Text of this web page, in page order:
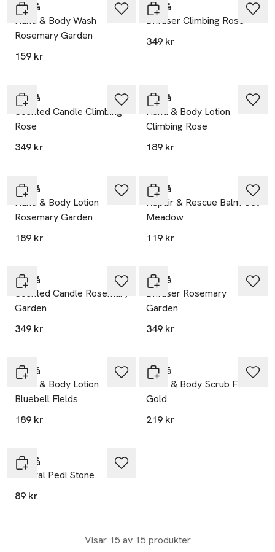
Berså
Hand & Body Wash
Rosemary Garden
159 kr
Berså
Diffuser Climbing Rose
349 kr
Berså
Scented Candle Climbing
Rose
349 kr
Berså
Hand & Body Lotion
Climbing Rose
189 kr
Berså
Hand & Body Lotion
Rosemary Garden
189 kr
Berså
Repair & Rescue Balm Oat
Meadow
119 kr
Berså
Scented Candle Rosemary
Garden
349 kr
Berså
Diffuser Rosemary
Garden
349 kr
Berså
Hand & Body Lotion
Bluebell Fields
189 kr
Berså
Hand & Body Scrub Forest
Gold
219 kr
Berså
Natural Pedi Stone
89 kr
Visar 15 av 15 produkter